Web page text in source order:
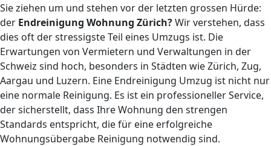
Sie ziehen um und stehen vor der letzten grossen Hürde:
der Endreinigung Wohnung Zürich?Wir verstehen, dass
dies oft der stressigste Teil eines Umzugs ist. Die
Erwartungen von Vermietern und Verwaltungen in der
Schweiz sind hoch, besonders in Städten wie Zürich, Zug,
Aargau und Luzern. Eine Endreinigung Umzug ist nicht nur
eine normale Reinigung. Es ist ein professioneller Service,
der sicherstellt, dass Ihre Wohnung den strengen
Standards entspricht, die für eine erfolgreiche
Wohnungsübergabe Reinigung notwendig sind.